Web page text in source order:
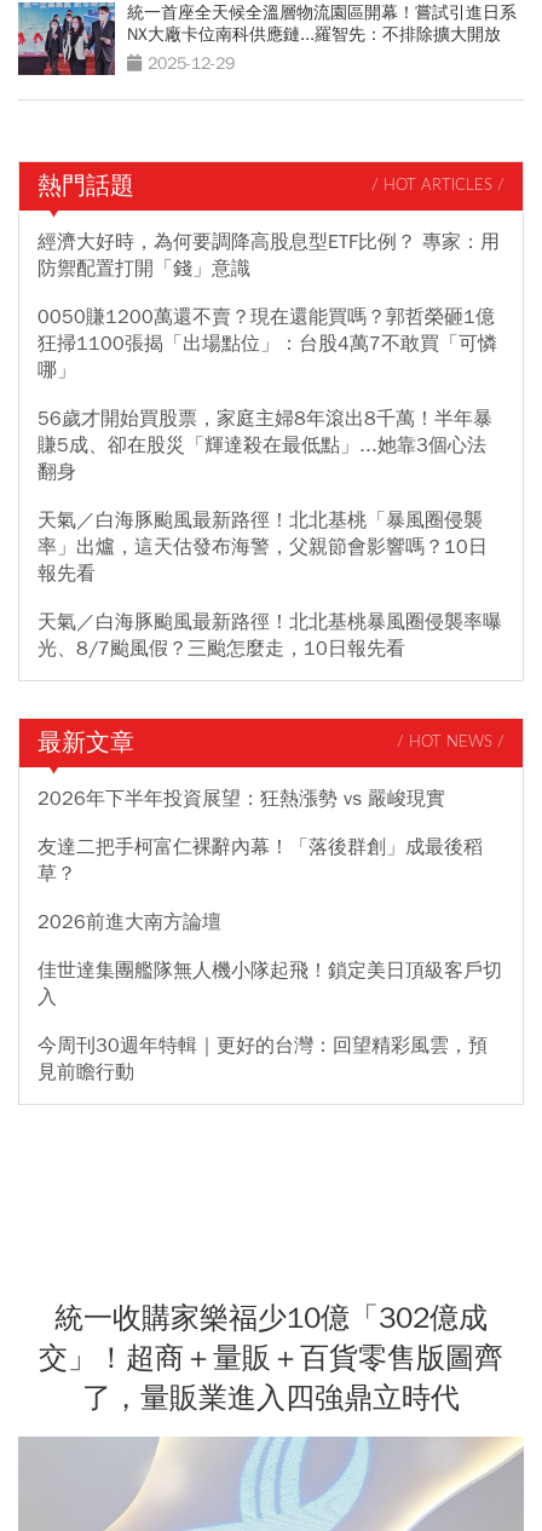
統一首座全天候全溫層物流園區開幕！嘗試引進日系
NX大廠卡位南科供應鏈...羅智先：不排除擴大開放
2025-12-29
熱門話題 / HOT ARTICLES /
經濟大好時，為何要調降高股息型ETF比例？ 專家：用
防禦配置打開「錢」意識
0050賺1200萬還不賣？現在還能買嗎？郭哲榮砸1億
狂掃1100張揭「出場點位」：台股4萬7不敢買「可憐
哪」
56歲才開始買股票，家庭主婦8年滾出8千萬！半年暴
賺5成、卻在股災「輝達殺在最低點」...她靠3個心法
翻身
天氣／白海豚颱風最新路徑！北北基桃「暴風圈侵襲
率」出爐，這天估發布海警，父親節會影響嗎？10日
報先看
天氣／白海豚颱風最新路徑！北北基桃暴風圈侵襲率曝
光、8/7颱風假？三颱怎麼走，10日報先看
最新文章 / HOT NEWS /
2026年下半年投資展望：狂熱漲勢 vs 嚴峻現實
友達二把手柯富仁裸辭內幕！「落後群創」成最後稻
草？
2026前進大南方論壇
佳世達集團艦隊無人機小隊起飛！鎖定美日頂級客戶切
入
今周刊30週年特輯｜更好的台灣：回望精彩風雲，預
見前瞻行動
統一收購家樂福少10億「302億成
交」！超商＋量販＋百貨零售版圖齊
了，量販業進入四強鼎立時代